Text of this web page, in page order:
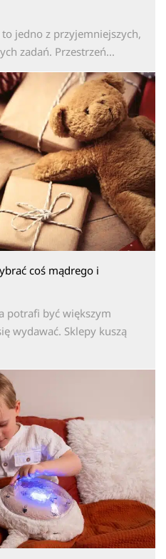
jedno z przyjemniejszych,
zadań. Przestrzeń...
coś mądrego i
potrafi być większym
wydawać. Sklepy kuszą